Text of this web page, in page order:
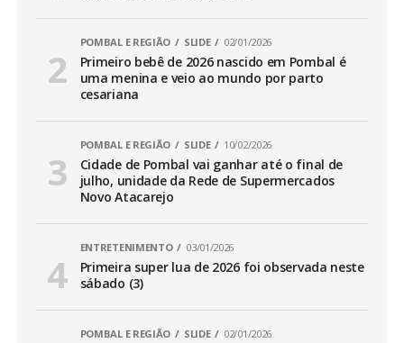
POMBAL E REGIÃO SLIDE 02/01/2026
Primeiro bebê de 2026 nascido em Pombal é
uma menina e veio ao mundo por parto
cesariana
POMBAL E REGIÃO SLIDE 10/02/2026
Cidade de Pombal vai ganhar até o final de
julho, unidade da Rede de Supermercados
Novo Atacarejo
ENTRETENIMENTO 03/01/2026
Primeira super lua de 2026 foi observada neste
sábado (3)
POMBAL E REGIÃO SLIDE 02/01/2026